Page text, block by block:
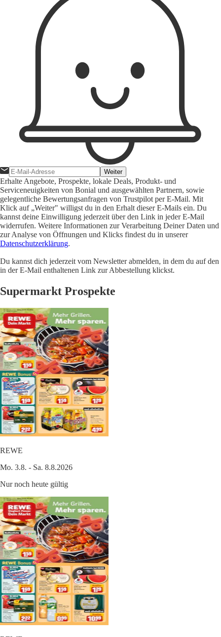
Weiter
Erhalte Angebote, Prospekte, lokale Deals, Produkt- und
Serviceneuigkeiten von Bonial und ausgewählten Partnern, sowie
gelegentliche Bewertungsanfragen von Trustpilot per E-Mail. Mit
Klick auf „Weiter" willigst du in den Erhalt dieser E-Mails ein. Du
kannst deine Einwilligung jederzeit über den Link in jeder E-Mail
widerrufen. Weitere Informationen zur Verarbeitung Deiner Daten und
zur Analyse von Öffnungen und Klicks findest du in unserer
Datenschutzerklärung.
Du kannst dich jederzeit vom Newsletter abmelden, in dem du auf den
in der E-Mail enthaltenen Link zur Abbestellung klickst.
Supermarkt Prospekte
REWE
Mo. 3.8. - Sa. 8.8.2026
Nur noch heute gültig